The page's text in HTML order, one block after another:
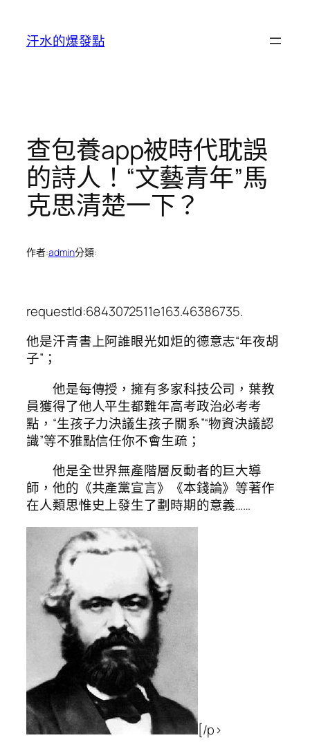
汗水的爆發點
查包養app被時代耽誤
的詩人！“文藝青年”馬
克思清楚一下？
作者:admin分類:
requestId:6843072511e163.46386735.
他是汗青書上阿誰眼光如炬的德意志“年夜胡
子”；
他是每傳授，擁有多家科技公司，葉教
員獲得了他人平生都難年高考政治必考考
點，“生孩子力決議生孩子關系”“物資決議認
識”等不雅點信任你不會生疏；
他是全世界無產階層反動者的巨大導
師，他的《共產黨宣言》《本錢論》等著作
在人類思惟史上發生了劃時期的意義……
[/p>